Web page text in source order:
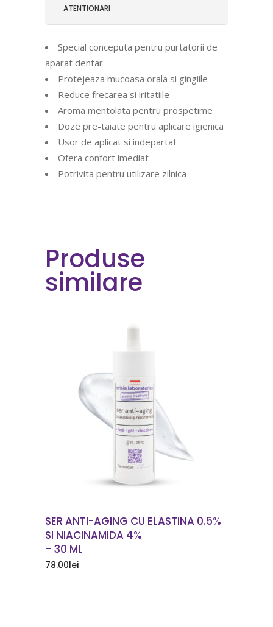
ATENTIONARI
Special conceputa pentru purtatorii de
aparat dentar
Protejeaza mucoasa orala si gingiile
Reduce frecarea si iritatiile
Aroma mentolata pentru prospetime
Doze pre-taiate pentru aplicare igienica
Usor de aplicat si indepartat
Ofera confort imediat
Potrivita pentru utilizare zilnica
Produse
similare
COMANDA ACUM
SER ANTI-AGING CU ELASTINA 0.5%
SI NIACINAMIDA 4%
– 30 ML
78.00lei